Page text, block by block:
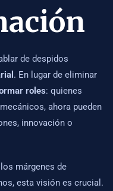
de despidos
. En lugar de eliminar
roles: quienes
ahora pueden
innovación o
márgenes de
esta visión es crucial.